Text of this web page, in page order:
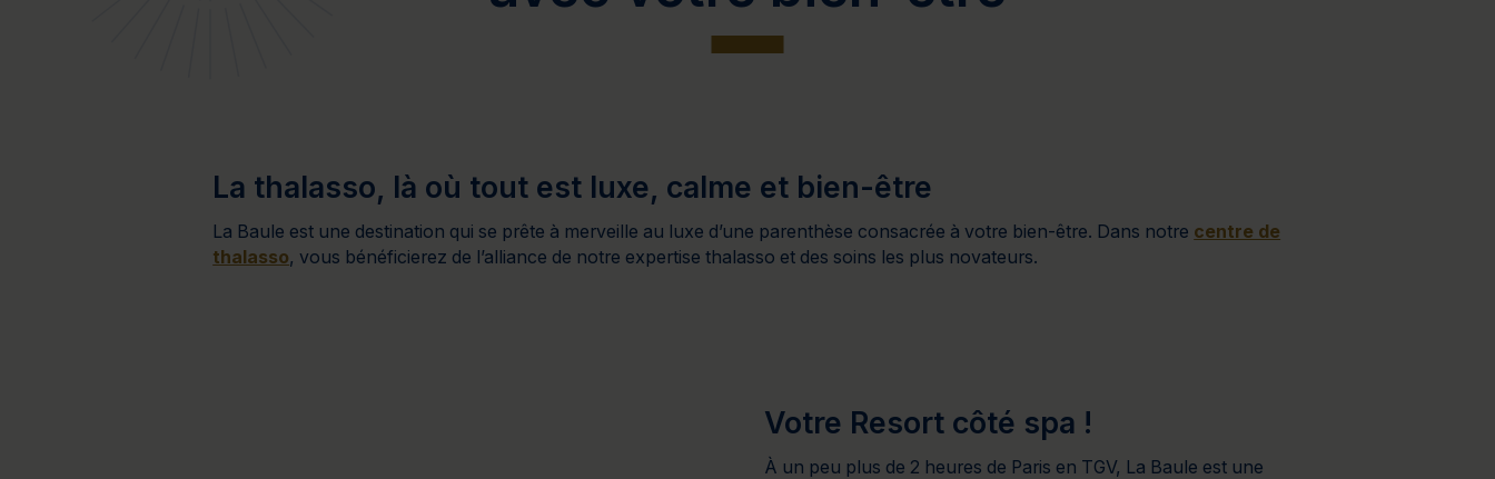
Mini-cure 3 à 5 jours
La thalasso, là où tout est luxe, calme et bien-être
La Baule est une destination qui se prête à merveille au luxe d’une parenthèse consacrée à votre bien-être. Dans notre centre de
thalasso, vous bénéficierez de l’alliance de notre expertise thalasso et des soins les plus novateurs.
Votre Resort côté spa !
À un peu plus de 2 heures de Paris en TGV, La Baule est une